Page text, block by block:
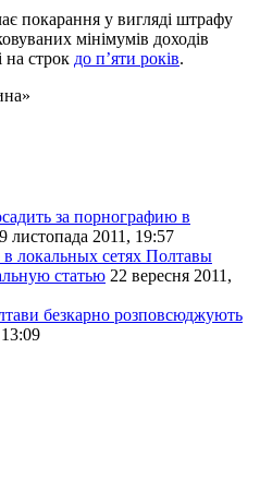
покарання у вигляді штрафу
мінімумів доходів
на строк до п’яти років.
за порнографию в
9 листопада 2011, 19:57
локальных сетях Полтавы
статью 22 вересня 2011,
безкарно розповсюджують